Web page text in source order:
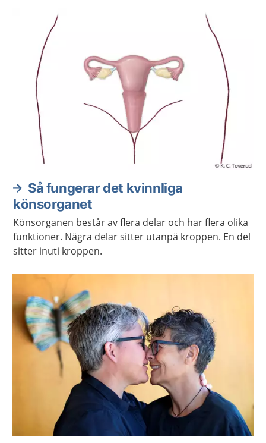
Så fungerar det kvinnliga
könsorganet
Könsorganen består av flera delar och har flera olika
funktioner. Några delar sitter utanpå kroppen. En del
sitter inuti kroppen.